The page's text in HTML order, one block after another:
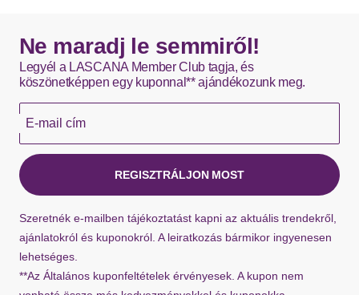
Ne maradj le semmiről!
Legyél a LASCANA Member Club tagja, és
köszönetképpen egy kuponnal** ajándékozunk meg.
E-mail cím
REGISZTRÁLJON MOST
Szeretnék e-mailben tájékoztatást kapni az aktuális trendekről,
ajánlatokról és kuponokról. A leiratkozás bármikor ingyenesen
lehetséges.
**Az Általános kuponfeltételek érvényesek. A kupon nem